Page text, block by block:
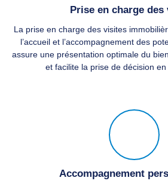
Prise en charge des
La prise en charge des visites
l’accueil et l’accompagnement des
assure une présentation optimale du
et facilite la prise de décision en
Accompagnement